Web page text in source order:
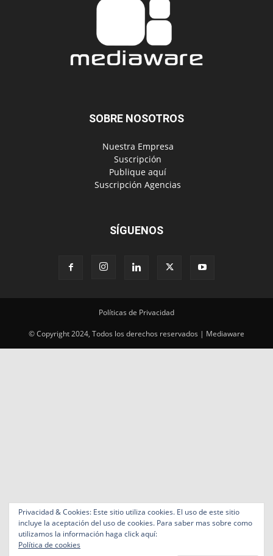
SOBRE NOSOTROS
‎ Nuestra Empresa
‎ Suscripción
‎ Publique aquí
‎ Suscripción Agencias
SÍGUENOS
Políticas de Privacidad
© Copyright 2024, Todos los derechos reservados | Mediaware
Privacidad & Cookies: Este sitio utiliza cookies. El uso de este sitio
incluye la aceptación del uso de cookies. Para saber mas sobre como
utilizamos la información haga click aquí:
Política de cookies